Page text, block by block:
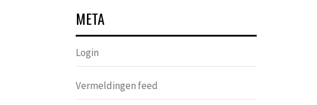
META
Login
Vermeldingen feed